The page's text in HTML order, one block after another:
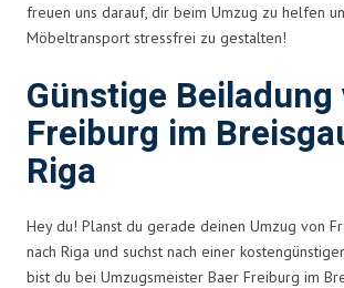
freuen uns darauf, dir beim Umzug zu helfen
Möbeltransport stressfrei zu gestalten!
Günstige Beiladung
Freiburg im
Riga
Hey du! Planst du gerade deinen Umzug von
nach Riga und suchst nach einer
bist du bei Umzugsmeister Baer Freiburg im